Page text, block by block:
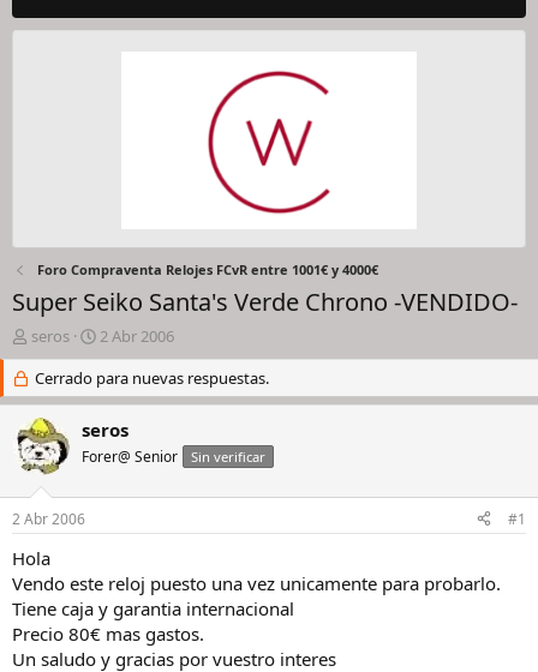
Foro Compraventa Relojes FCvR entre 1001€ y 4000€
Super Seiko Santa's Verde Chrono -VENDIDO-
I
n
c
i
a
d
o
r
d
e
l
h
i
l
o
seros
F
e
c
h
d
e
i
o
2 Abr 2006
Cerrado para nuevas respuestas.
seros
Forer@ Senior Sin verificar
2 Abr 2006 #1
Hola
Vendo este reloj puesto una vez unicamente para probarlo.
Tiene caja y garantia internacional
Precio 80€ mas gastos.
Un saludo y gracias por vuestro interes